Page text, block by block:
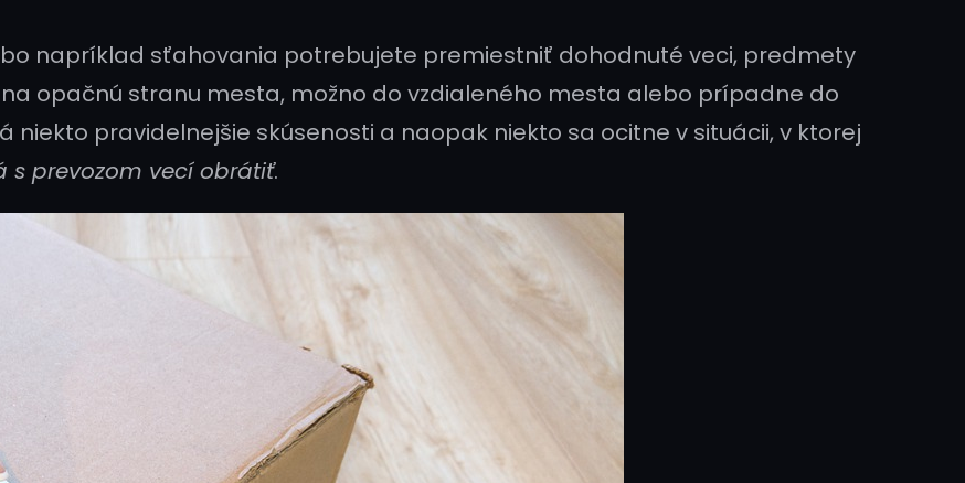
napríklad sťahovania potrebujete premiestniť dohodnuté veci, predmety
opačnú stranu mesta, možno do vzdialeného mesta alebo prípadne do
niekto pravidelnejšie skúsenosti a naopak niekto sa ocitne v situácii, v ktorej
s prevozom vecí obrátiť.